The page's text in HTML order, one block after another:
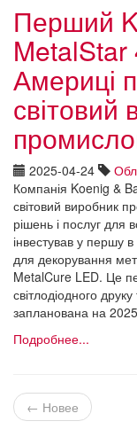
Перший
MetalStar
Америці
світовий
2025-04-24
Компанія Koenig &
світовий виробник
рішень і послуг для
інвестував у першу
для декорування
MetalCure LED. Це
світлодіодного
запланована на 2025
Подробнее...
← Новее